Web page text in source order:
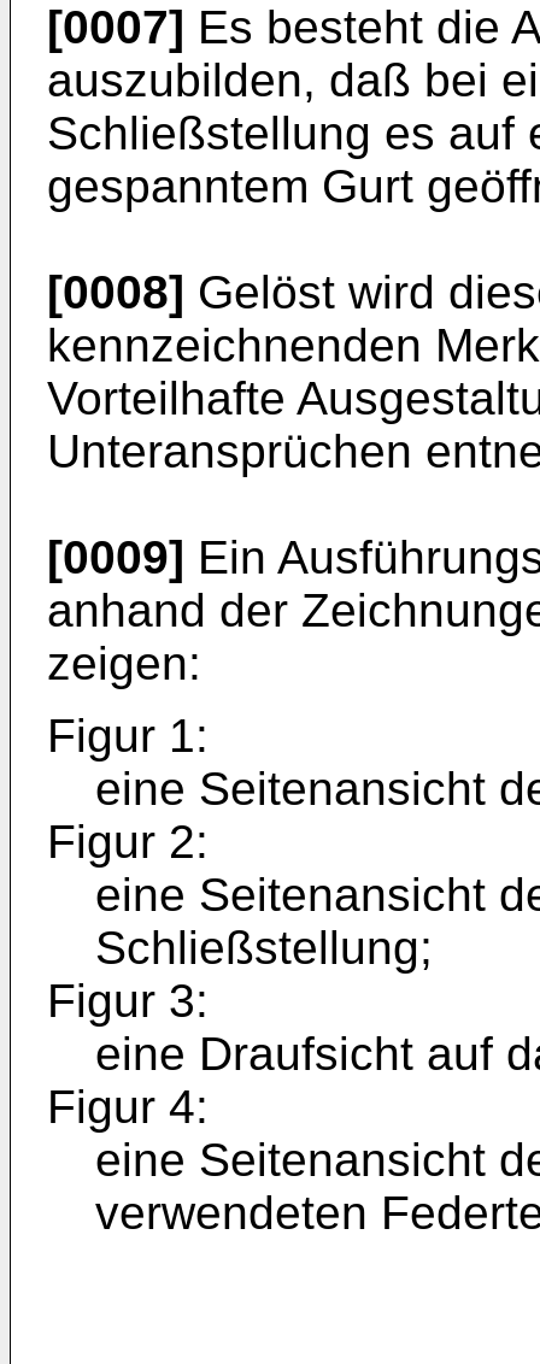
[0007] Es besteht die
auszubilden, daß bei
Schließstellung es auf
gespanntem Gurt
[0008] Gelöst wird
kennzeichnenden
Vorteilhafte
Unteransprüchen
[0009] Ein
anhand der
zeigen:
Figur 1:
eine Seitenansicht
Figur 2:
eine Seitenansicht
Schließstellung;
Figur 3:
eine Draufsicht auf
Figur 4:
eine Seitenansicht
verwendeten